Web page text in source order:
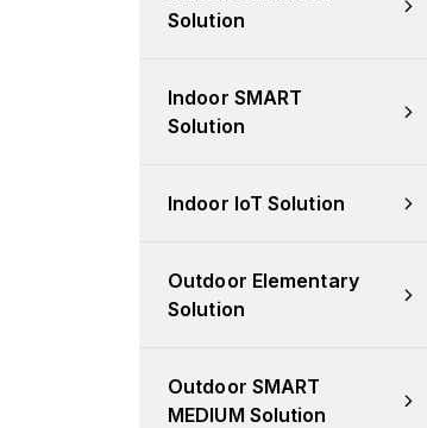
Solution
Indoor SMART
Solution
Indoor IoT Solution
Outdoor Elementary
Solution
Outdoor SMART
MEDIUM Solution